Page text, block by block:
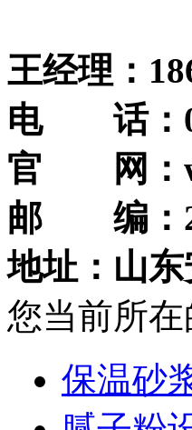
王经理：
电 话：
官 网：
邮 编：
地址：山
您当前所在
保温砂